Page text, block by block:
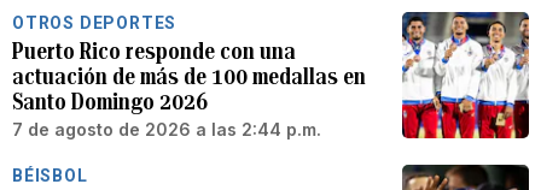
OTROS DEPORTES
Puerto Rico responde con una
actuación de más de 100 medallas en
Santo Domingo 2026
7 de agosto de 2026 a las 2:44 p.m.
BÉISBOL